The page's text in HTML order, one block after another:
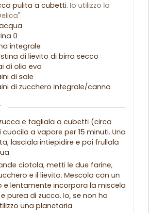
pulita a cubetti.Io utilizzo la
0
integrale
di lievito di birra secco
di olio evo
di sale
di zucchero integrale/canna
e tagliala a cubetti (circa
a vapore per 15 minuti. Una
lasciala intiepidire e poi frullala
ciotola, metti le due farine,
e il lievito. Mescola con un
e lentamente incorpora la miscela
purea di zucca. Io, se non ho
una planetaria